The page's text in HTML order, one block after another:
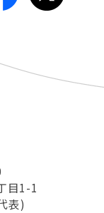
目1-1
表)